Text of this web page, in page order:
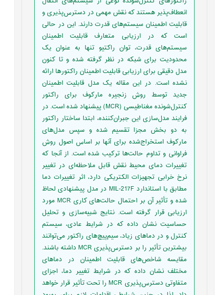
انعطاف‌پذیر هستند که نقش مهمی در دسترس‌پذیری و
قابلیت اطمینان سیستم‌های قدرت دارند. این در حالی
است که در ارزیابی متعارف قابلیت اطمینان
سیستم‌های قدرت، توان راکتیو تنها به عنوان یک
محدودیت برای شبکه در نظر گرفته شده و تا کنون
مدل دقیقی برای ارزیابی قابلیت اطمینان راکتورها ارائه
نشده است. در این مقاله یک مدل قابلیت اطمینان
جدید توسط روش زنجیره مارکوف برای راکتور
کنترل‌شونده مغناطیسی (MCR) پیشنهاد شده است. در
فرایند مدل‌سازی این جبران‌کننده، ابتدا ساختار راکتور
به دو بخش مجزا تقسیم شده و سپس مدل‌های
مارکوف استخراج‌شده برای آنها بر اساس اصول روش
فراوانی و تداوم حالت‌ها ترکیب شده است. از آنجا که
تغییرات دمای محیط نقش قابل ملاحظه‌ای در تغییر
نرخ خرابی تجهیزات الکتریکی دارد، اثر تغییرات دما
مطابق با استاندارد MIL-217F در مدل پیشنهادی لحاظ
شده و تأثیر آن بر احتمال حالت‌های کاری MCR مورد
ارزیابی قرار گرفته است. نتایج شبیه‌سازی و تحلیل
حساسیت نشان داده که در شرایط عادی، سیستم
کنترل و در دماهای زیاد، سیم‌پیچ‌های راکتور می‌توانند
بیشترین تأثیر را بر دسترس‌پذیری MCR داشته باشند.
مقایسه شاخص‌های قابلیت اطمینان در دماهای
مختلف نشان داده که در شرایط تغییر دما، اجزای
متفاوتی دسترس‌پذیری MCR را تحت تأثیر قرار خواهد